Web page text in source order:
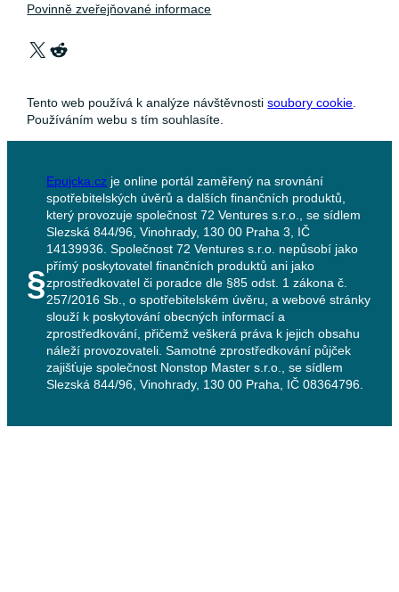
Povinně zveřejňované informace
X Reddit
Tento web používá k analýze návštěvnostisoubory cookie
Používáním webu s tím souhlasíte.
§
Epujcka.cz je online portál zaměřený na srovnání
spotřebitelských úvěrů a dalších finančních produktů,
který provozuje společnost 72 Ventures s.r.o., se sídlem
Slezská 844/96, Vinohrady, 130 00 Praha 3, IČ
14139936. Společnost 72 Ventures s.r.o. nepůsobí jako
přímý poskytovatel finančních produktů ani jako
zprostředkovatel či poradce dle §85 odst. 1 zákona č.
257/2016 Sb., o spotřebitelském úvěru, a webové stránky
slouží k poskytování obecných informací a
zprostředkování, přičemž veškerá práva k jejich obsahu
náleží provozovateli. Samotné zprostředkování půjček
zajišťuje společnost Nonstop Master s.r.o., se sídlem
Slezská 844/96, Vinohrady, 130 00 Praha, IČ 08364796.